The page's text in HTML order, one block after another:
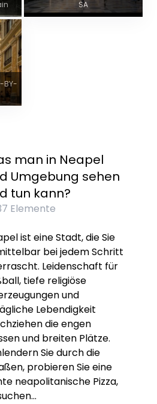
SA
BY-
man in Neapel
Umgebung sehen
tun kann?
Elemente
ist eine Stadt, die Sie
bei jedem Schritt
Leidenschaft für
tiefe religiöse
und
Lebendigkeit
die engen
und breiten Plätze.
Sie durch die
probieren Sie eine
neapolitanische Pizza,